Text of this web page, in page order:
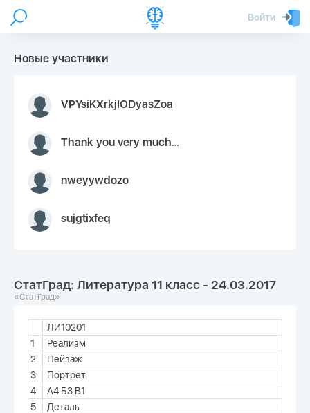
Войти
Новые участники
VPYsiKXrkjIODyasZoa
Thank you very much for your inquiry We appreciate you 9126052 https://youtube.com faceapple !
nweyywdozo
sujgtixfeq
СтатГрад: Литература 11 класс - 24.03.2017
«СтатГрад»
ЛИ10201
1
Реализм
2
Пейзаж
3
Портрет
4
А4 Б3 В1
5
Деталь